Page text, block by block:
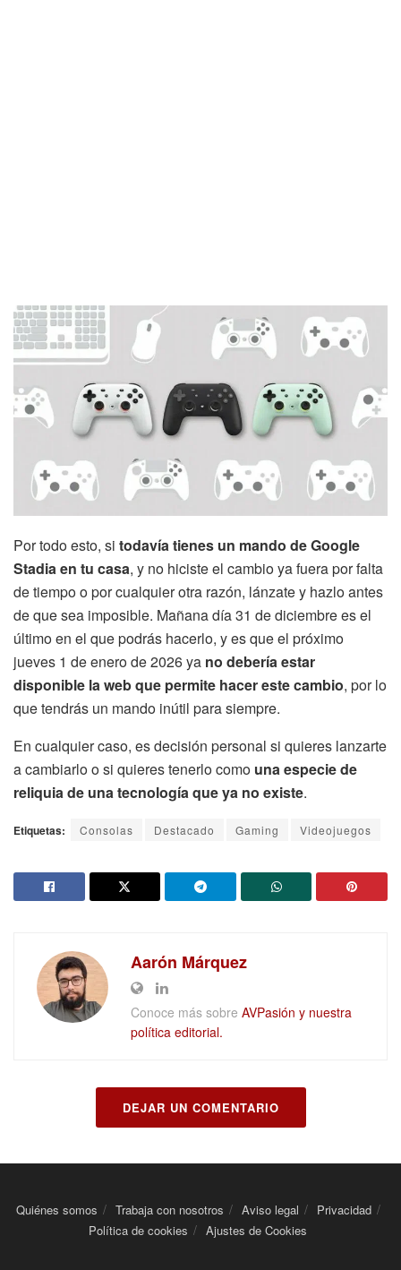
Por todo esto, si todavía tienes un mando de Google
Stadia en tu casa, y no hiciste el cambio ya fuera por falta
de tiempo o por cualquier otra razón, lánzate y hazlo antes
de que sea imposible. Mañana día 31 de diciembre es el
último en el que podrás hacerlo, y es que el próximo
jueves 1 de enero de 2026 ya no debería estar
disponible la web que permite hacer este cambio, por lo
que tendrás un mando inútil para siempre.
En cualquier caso, es decisión personal si quieres lanzarte
a cambiarlo o si quieres tenerlo como una especie de
reliquia de una tecnología que ya no existe.
Etiquetas: Consolas Destacado Gaming Videojuegos
Aarón Márquez
Conoce más sobre AVPasión y nuestra
política editorial.
DEJAR UN COMENTARIO
Quiénes somos Trabaja con nosotros Aviso legal
Privacidad
Política de cookies
Ajustes de Cookies